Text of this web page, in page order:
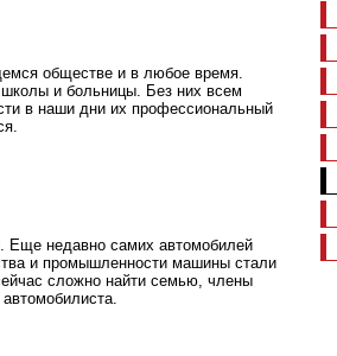
обществе и в любое время.
и больницы. Без них всем
в наши дни их профессиональный
Еще недавно самих автомобилей
и промышленности машины стали
сложно найти семью, члены